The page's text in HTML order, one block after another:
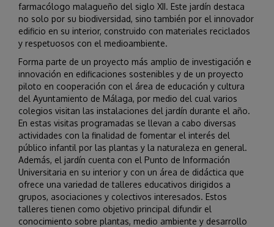
farmacólogo malagueño del siglo XII. Este jardín destaca
no solo por su biodiversidad, sino también por el innovador
edificio en su interior, construido con materiales reciclados
y respetuosos con el medioambiente.
Forma parte de un proyecto más amplio de investigación e
innovación en edificaciones sostenibles y de un proyecto
piloto en cooperación con el área de educación y cultura
del Ayuntamiento de Málaga, por medio del cual varios
colegios visitan las instalaciones del jardín durante el año.
En estas visitas programadas se llevan a cabo diversas
actividades con la finalidad de fomentar el interés del
público infantil por las plantas y la naturaleza en general.
Además, el jardín cuenta con el Punto de Información
Universitaria en su interior y con un área de didáctica que
ofrece una variedad de talleres educativos dirigidos a
grupos, asociaciones y colectivos interesados. Estos
talleres tienen como objetivo principal difundir el
conocimiento sobre plantas, medio ambiente y desarrollo